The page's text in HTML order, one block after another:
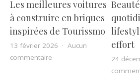
Les meilleures voitures
à construire en briques
inspirées de Tourissmo
13 février 2026
Aucun
commentaire sur Les meilleures
effort
24